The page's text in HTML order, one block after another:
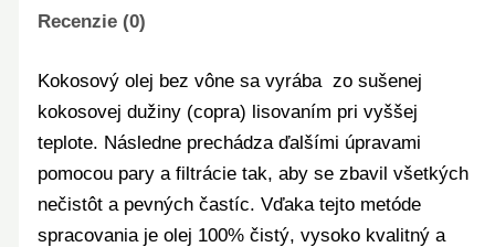
Recenzie (0)
Kokosový olej bez vône sa vyrába zo sušenej
kokosovej dužiny (copra) lisovaním pri vyššej
teplote. Následne prechádza ďalšími úpravami
pomocou pary a filtrácie tak, aby se zbavil všetkých
nečistôt a pevných častíc. Vďaka tejto metóde
spracovania je olej 100% čistý, vysoko kvalitný a